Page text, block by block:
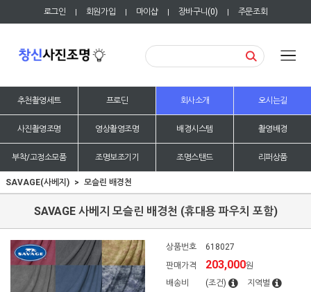
로그인 | 회원가입 | 마이샵 | 장바구니(0) | 주문조회
추천촬영세트 프로딘 회사소개 오시는길
사진촬영조명 영상촬영조명 배경시스템 촬영배경
부착/고정소모품 조명보조기기 조명스탠드 리퍼상품
SAVAGE(사베지) 모슬린 배경천
SAVAGE 사베지 모슬린 배경천 (휴대용 파우치 포함)
상품번호
618027
판매가격
203,000원
배송비
(조건) 지역별